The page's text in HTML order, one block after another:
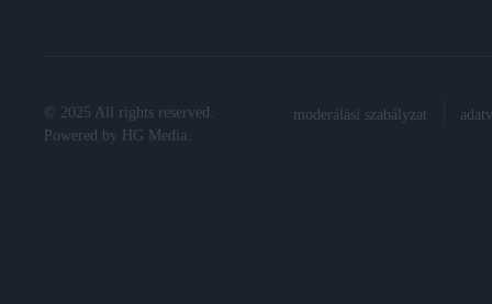
© 2025 All rights reserved.
Powered by
HG Media
moderálási szabályzat